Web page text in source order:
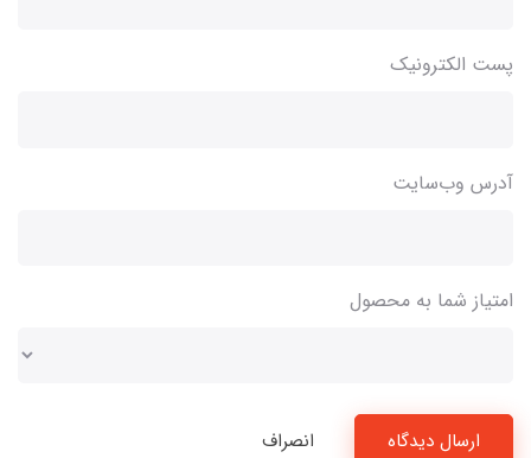
پست الکترونیک
آدرس وب‌سایت
امتیاز شما به محصول
ارسال دیدگاه انصراف